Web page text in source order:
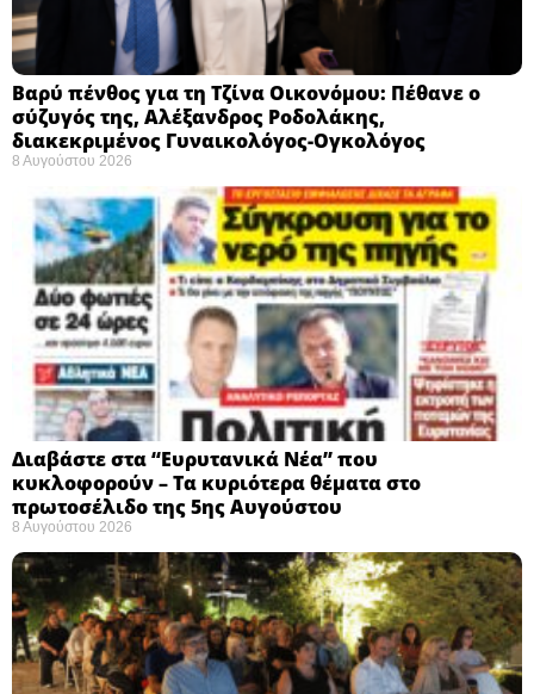
Βαρύ πένθος για τη Τζίνα Οικονόμου: Πέθανε ο
σύζυγός της, Αλέξανδρος Ροδολάκης,
διακεκριμένος Γυναικολόγος-Ογκολόγος
8 Αυγούστου 2026
Διαβάστε στα “Ευρυτανικά Νέα” που
κυκλοφορούν – Τα κυριότερα θέματα στο
πρωτοσέλιδο της 5ης Αυγούστου
8 Αυγούστου 2026